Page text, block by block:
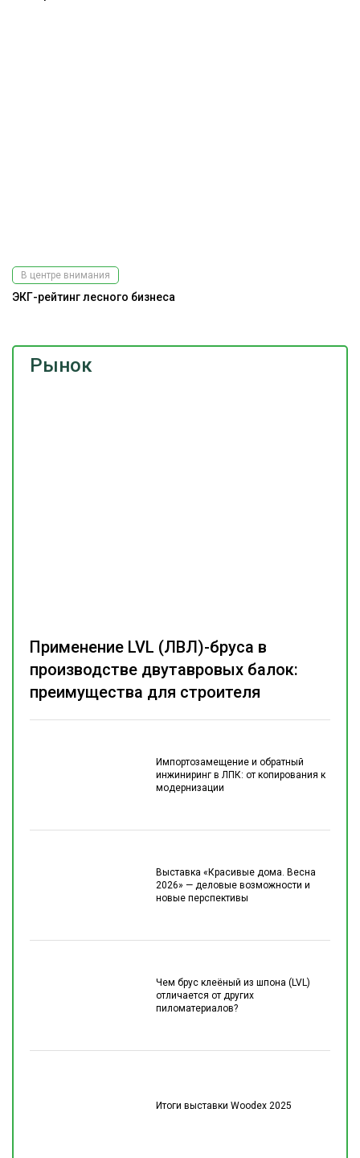
Рынок
Импортозамещение и обратный
инжиниринг в ЛПК: от копирования к
модернизации
Выставка «Красивые дома. Весна
2026» — деловые возможности и
новые перспективы
Чем брус клеёный из шпона (LVL)
отличается от других
пиломатериалов?
Итоги выставки Woodex 2025
Применение LVL (ЛВЛ)-бруса в
производстве двутавровых балок:
преимущества для строителя
В центре внимания
ЭКГ-рейтинг лесного бизнеса